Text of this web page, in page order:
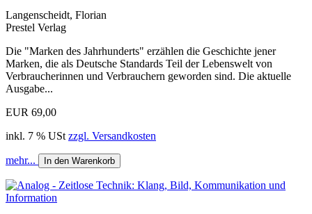
Langenscheidt, Florian
Prestel Verlag
Die "Marken des Jahrhunderts" erzählen die Geschichte jener
Marken, die als Deutsche Standards Teil der Lebenswelt von
Verbraucherinnen und Verbrauchern geworden sind. Die aktuelle
Ausgabe...
EUR 69,00
inkl. 7 % USt zzgl. Versandkosten
mehr... In den Warenkorb